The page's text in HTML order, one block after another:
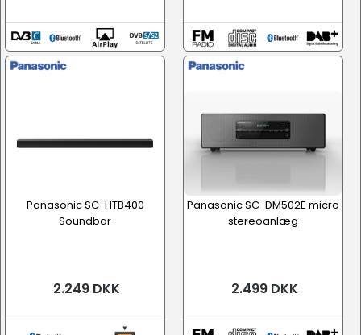
Panasonic SC-HTB400
Soundbar
2.249 DKK
Panasonic SC-DM502E micro
stereoanlæg
2.499 DKK